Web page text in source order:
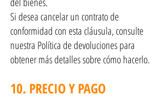
Si desea cancelar un contrato de
conformidad con esta cláusula, consulte
nuestra Política de devoluciones para
obtener más detalles sobre cómo hacerlo.
10. PRECIO Y PAGO